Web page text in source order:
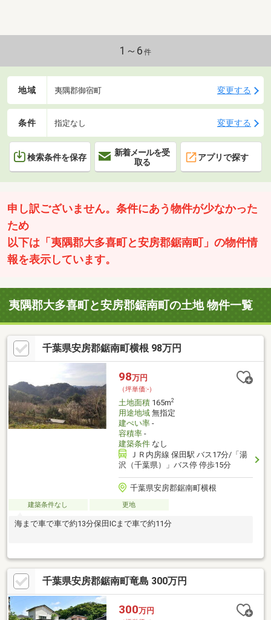
1～6 件
地域 夷隅郡御宿町 変更する
条件 指定なし 変更する
検索条件を保存
新着メールを受
取る
アプリで探す
申し訳ございません。条件にあう物件が少なかった
ため
以下は「夷隅郡大多喜町と安房郡鋸南町」の物件情
報を表示しています。
夷隅郡大多喜町と安房郡鋸南町の土地 物件一覧
千葉県安房郡鋸南町横根 98万円
98万円
（坪単価:-）
土地面積165m2
用途地域無指定
建ぺい率-
容積率-
建築条件なし
ＪＲ内房線 保田駅 バス17分/「湯
沢（千葉県）」バス停 停歩15分
千葉県安房郡鋸南町横根
建築条件なし 更地
海まで車で車で約13分保田ICまで車で約11分
千葉県安房郡鋸南町竜島 300万円
300万円